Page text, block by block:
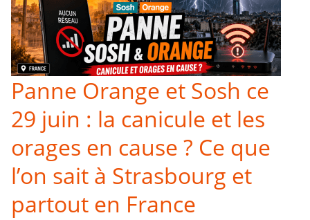
Panne Orange et Sosh ce
29 juin : la canicule et les
orages en cause ? Ce que
l’on sait à Strasbourg et
partout en France